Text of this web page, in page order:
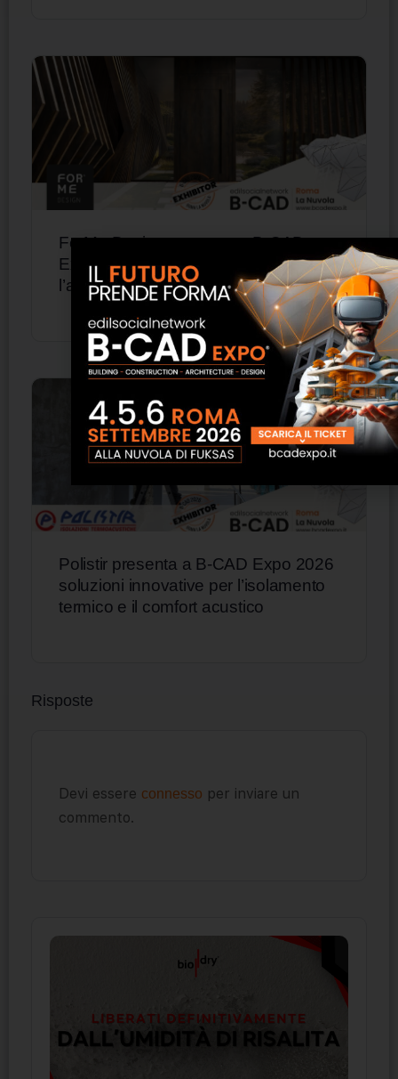
ForMe Design presenta a B-CAD
Expo 2026 sistemi in alluminio per
l’architettura contemporanea
Polistir presenta a B-CAD Expo 2026
soluzioni innovative per l’isolamento
termico e il comfort acustico
Risposte
Devi essere connesso per inviare un
commento.